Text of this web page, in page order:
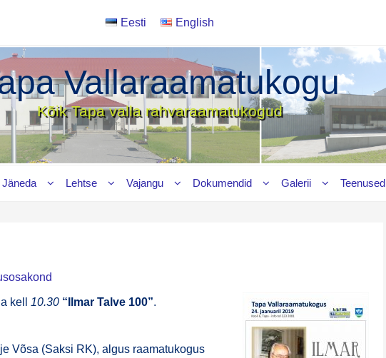
Eesti English
Vallaraamatukogu
Kõik Tapa valla rahvaraamatukogud
Jäneda Lehtse Vajangu Dokumendid Galerii Teenused
kell 10.30 “Ilmar Tal­ve 100”.
Võsa (Sak­si RK), algus raamatukogus